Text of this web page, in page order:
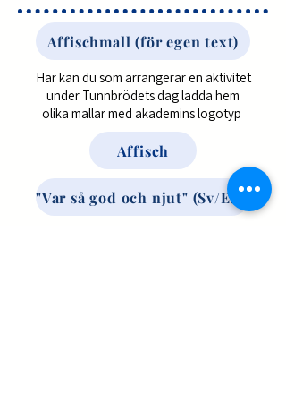
Affischmall (för egen text)
Här kan du som arrangerar en aktivitet
under Tunnbrödets dag ladda hem
olika mallar med akademins logotyp
Affisch
"Var så god och njut" (Sv/Eng)